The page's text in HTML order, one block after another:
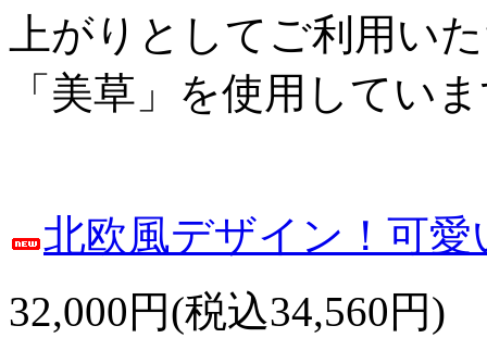
上がりとしてご利用い
「美草」を使用してい
北欧風デザイン！可
32,000円(税込34,560円)